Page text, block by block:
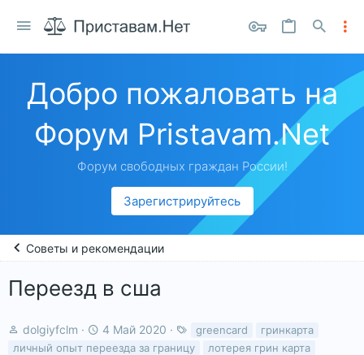
Добро пожаловать на
Форум Pristavam.Net
Форум свободных граждан России!
Зарегистрируйтесь
Советы и рекомендации
Переезд в сша
А
в
dolgiyfclm
Д
а
4 Май 2020
Т
е
greencard
гринкарта
личный опыт переезда за границу
лотерея грин карта